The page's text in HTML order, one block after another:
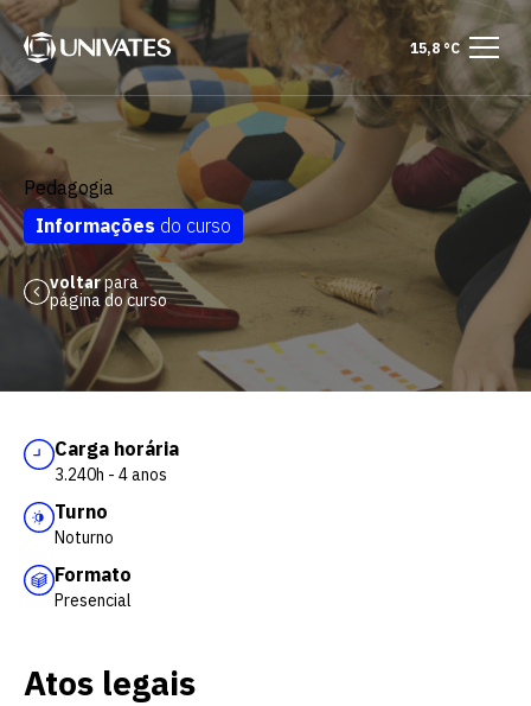
15,8 °C
Pedagogia
Informações do curso
voltarpara
página do curso
Carga horária
3.240h - 4 anos
Turno
Noturno
Formato
Presencial
Atos legais